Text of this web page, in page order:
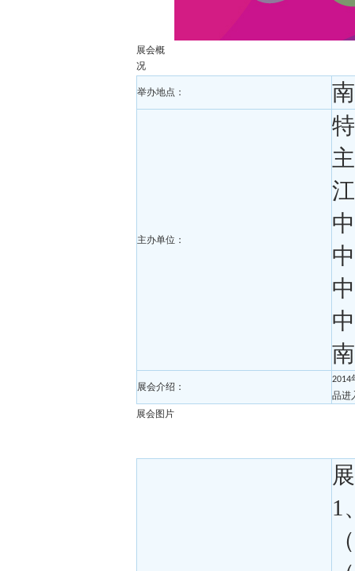
展会概
况
举办地点：
主办单位：
展会介绍：
2014
品进
展会图片
1
（